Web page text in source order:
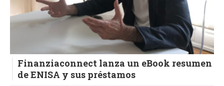
Finanziaconnect lanza un eBook resumen
de ENISA y sus préstamos